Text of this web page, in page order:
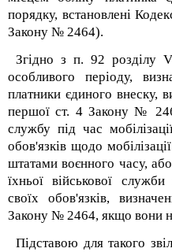
порядку, встановлені
Закону № 2464).
Згідно з п. 92 розділу
особливого періоду,
платники єдиного внеску,
першої ст. 4 Закону №
службу під час
обов'язків щодо
штатами воєнного часу,
їхньої військової
своїх обов'язків,
Закону № 2464, якщо вони
Підставою для такого